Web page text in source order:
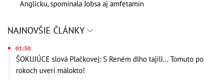
Anglicku, spomínala Jobsa aj amfetamín
NAJNOVŠIE ČLÁNKY
01:30
ŠOKUJÚCE slová Plačkovej: S Reném dlho tajili... Tomuto po
rokoch uverí málokto!